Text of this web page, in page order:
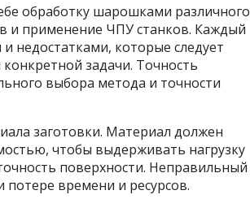
обработку шарошками различного
и применение ЧПУ станков. Каждый
недостатками, которые следует
задачи. Точность
выбора метода и точности
заготовки. Материал должен
чтобы выдерживать нагрузку
поверхности. Неправильный
времени и ресурсов.